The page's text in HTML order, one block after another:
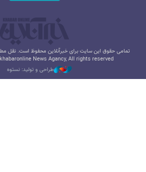
تمامی حقوق این سایت برای خبرآنلاین محفوظ است. نقل
News Agancy, All rights reserved
طراحی و تولید: نستوه